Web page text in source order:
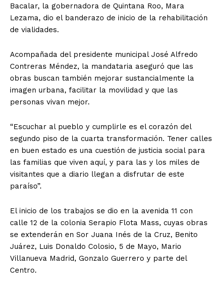
Bacalar, la gobernadora de Quintana Roo, Mara
Lezama, dio el banderazo de inicio de la rehabilitación
de vialidades.
Acompañada del presidente municipal José Alfredo
Contreras Méndez, la mandataria aseguró que las
obras buscan también mejorar sustancialmente la
imagen urbana, facilitar la movilidad y que las
personas vivan mejor.
“Escuchar al pueblo y cumplirle es el corazón del
segundo piso de la cuarta transformación. Tener calles
en buen estado es una cuestión de justicia social para
las familias que viven aquí, y para las y los miles de
visitantes que a diario llegan a disfrutar de este
paraíso”.
El inicio de los trabajos se dio en la avenida 11 con
calle 12 de la colonia Serapio Flota Mass, cuyas obras
se extenderán en Sor Juana Inés de la Cruz, Benito
Juárez, Luis Donaldo Colosio, 5 de Mayo, Mario
Villanueva Madrid, Gonzalo Guerrero y parte del
Centro.